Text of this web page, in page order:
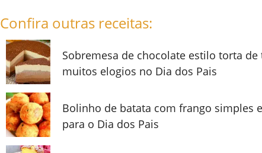
Confira outras receitas:
Sobremesa de chocolate estilo torta
muitos elogios no Dia dos Pais
Bolinho de batata com frango simples
para o Dia dos Pais